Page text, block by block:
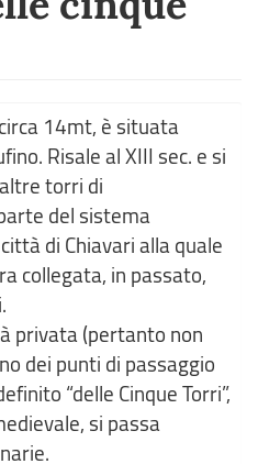
14mt, è situata
Risale al XIII sec. e si
torri di
del sistema
di Chiavari alla quale
collegata, in passato,
privata (pertanto non
dei punti di passaggio
“delle Cinque Torri”,
si passa